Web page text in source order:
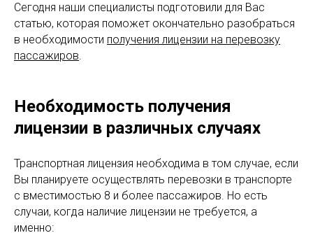
Сегодня наши специалисты подготовили для Вас
статью, которая поможет окончательно разобраться
в необходимости получения лицензии на перевозку
пассажиров.
️Необходимость получения
лицензии в различных случаях
Транспортная лицензия необходима в том случае, если
Вы планируете осуществлять перевозки в транспорте
с вместимостью 8 и более пассажиров. Но есть
случаи, когда наличие лицензии не требуется, а
именно: